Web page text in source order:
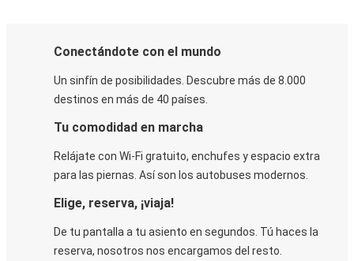
Conectándote con el mundo
Un sinfín de posibilidades. Descubre más de 8.000
destinos en más de 40 países.
Tu comodidad en marcha
Relájate con Wi-Fi gratuito, enchufes y espacio extra
para las piernas. Así son los autobuses modernos.
Elige, reserva, ¡viaja!
De tu pantalla a tu asiento en segundos. Tú haces la
reserva, nosotros nos encargamos del resto.